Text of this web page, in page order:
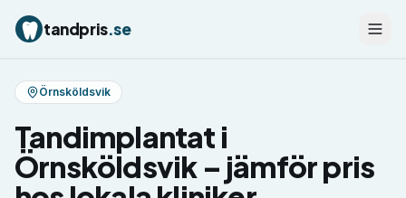
tandpris.se
Örnsköldsvik
Tandimplantat i
Örnsköldsvik– jämför pris